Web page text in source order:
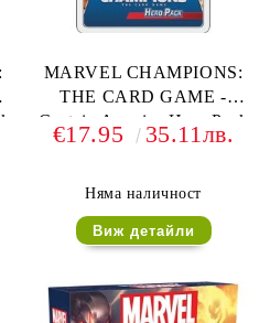
MARVEL CHAMPIONS:
THE CARD GAME -
Captain America Hero Pack
€17.95 35.11лв.
Няма наличност
Виж детайли